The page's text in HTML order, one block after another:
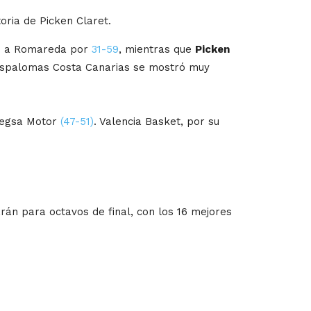
de Picken Claret.
a Romareda por 31-59, mientras que Picken
Costa Canarias se mostró muy
Motor (47-51). Valencia Basket, por su
para octavos de final, con los 16 mejores